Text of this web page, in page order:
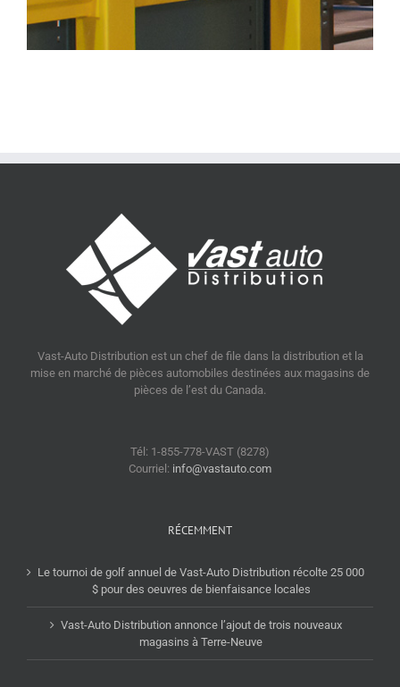
Vast-Auto Distribution est un chef de file dans la distribution et la
mise en marché de pièces automobiles destinées aux magasins de
pièces de l’est du Canada.
Tél: 1-855-778-VAST (8278)
Courriel: info@vastauto.com
RÉCEMMENT
Le tournoi de golf annuel de Vast-Auto Distribution récolte 25 000
$ pour des oeuvres de bienfaisance locales
Vast-Auto Distribution annonce l’ajout de trois nouveaux
magasins à Terre-Neuve